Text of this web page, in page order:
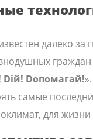
далеко
Dопомагай!
самые
для